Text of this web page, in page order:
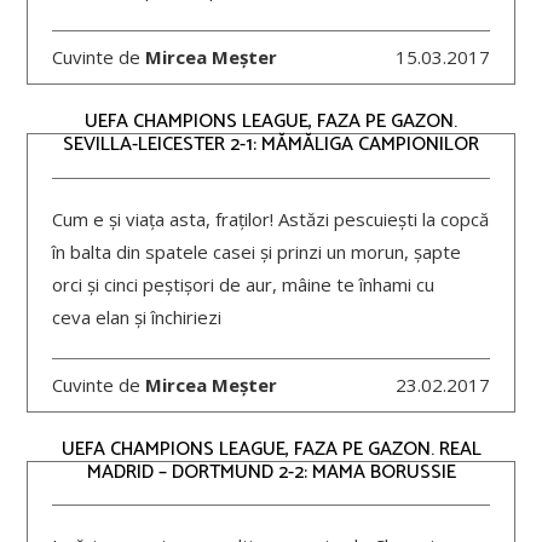
Cuvinte de Mircea Meșter 15.03.2017
UEFA CHAMPIONS LEAGUE, FAZA PE GAZON.
SEVILLA-LEICESTER 2-1: MĂMĂLIGA CAMPIONILOR
Cum e și viața asta, fraților! Astăzi pescuiești la copcă
în balta din spatele casei și prinzi un morun, șapte
orci și cinci peștișori de aur, mâine te înhami cu
ceva elan și închiriezi
Cuvinte de Mircea Meșter 23.02.2017
UEFA CHAMPIONS LEAGUE, FAZA PE GAZON. REAL
MADRID – DORTMUND 2-2: MAMA BORUSSIE